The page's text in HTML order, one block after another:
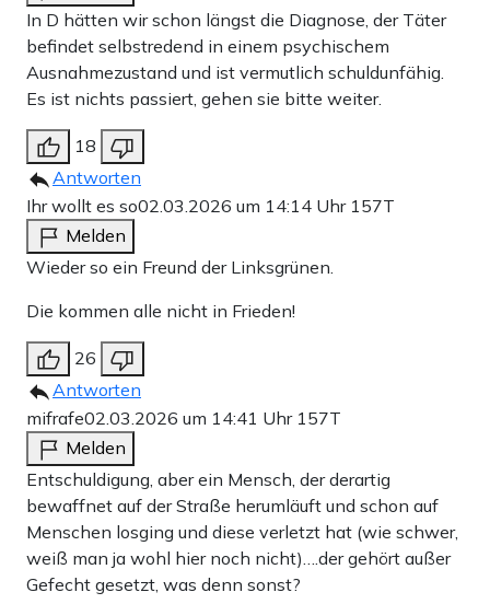
In D hätten wir schon längst die Diagnose, der Täter
befindet selbstredend in einem psychischem
Ausnahmezustand und ist vermutlich schuldunfähig.
Es ist nichts passiert, gehen sie bitte weiter.
18
Antworten
Ihr wollt es so02.03.2026 um 14:14 Uhr 157T
Melden
Wieder so ein Freund der Linksgrünen.
Die kommen alle nicht in Frieden!
26
Antworten
mifrafe02.03.2026 um 14:41 Uhr 157T
Melden
Entschuldigung, aber ein Mensch, der derartig
bewaffnet auf der Straße herumläuft und schon auf
Menschen losging und diese verletzt hat (wie schwer,
weiß man ja wohl hier noch nicht)….der gehört außer
Gefecht gesetzt, was denn sonst?